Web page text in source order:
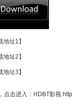
地址1】
地址2】
地址3】
点击进入：HDBT影视